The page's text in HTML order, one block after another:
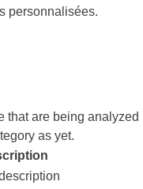
personnalisées.
that are being analyzed
as yet.